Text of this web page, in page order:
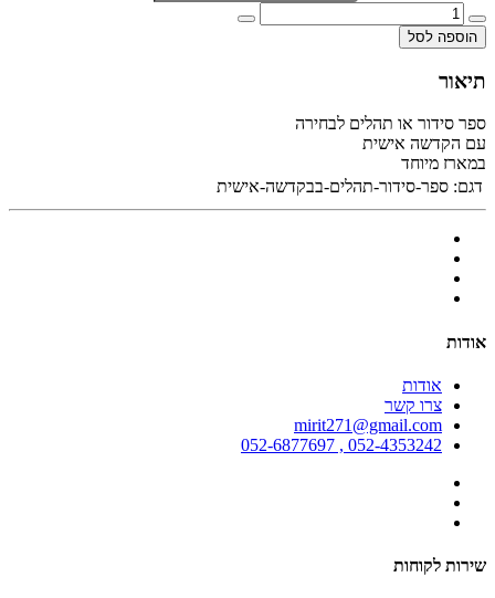
הוספה לסל
תיאור
ספר סידור או תהלים לבחירה
עם הקדשה אישית
במארז מיוחד
דגם: ספר-סידור-תהלים-בבקדשה-אישית
אודות
אודות
צרו קשר
mirit271@gmail.com
052-4353242 , 052-6877697
שירות לקוחות